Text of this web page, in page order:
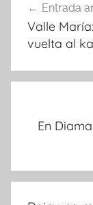
de
entradas
Entrada
Valle
vuelta al
En